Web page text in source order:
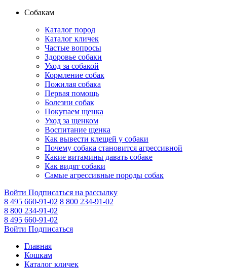
Собакам
Каталог пород
Каталог кличек
Частые вопросы
Здоровье собаки
Уход за собакой
Кормление собак
Пожилая собака
Первая помощь
Болезни собак
Покупаем щенка
Уход за щенком
Воспитание щенка
Как вывести клещей у собаки
Почему собака становится агрессивной
Какие витамины давать собаке
Как видят собаки
Самые агрессивные породы собак
Войти Подписаться на рассылку
8 495 660-91-02 8 800 234-91-02
8 800 234-91-02
8 495 660-91-02
Войти Подписаться
Главная
Кошкам
Каталог кличек